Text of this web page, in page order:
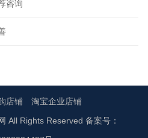
咨询
店铺
淘宝企业店铺
All Rights Reserved 备案号：